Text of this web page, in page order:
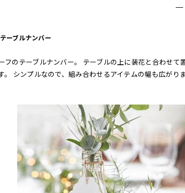
ーブルナンバー
のテーブルナンバー。 テーブルの上に装花と合わせて
シンプルなので、組み合わせるアイテムの幅も広がり